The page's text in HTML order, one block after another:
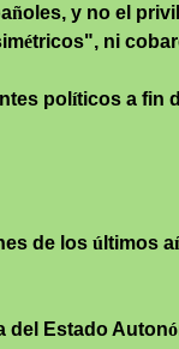
ñoles, y no el
étricos", ni
pol íticos a fin
de los ú ltimos a
del Estado Autonó